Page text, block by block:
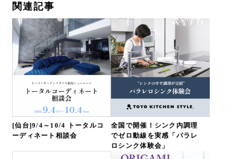
関連記事
[仙台]9/4～10/4 トータルコ
ーディネート相談会
全国で開催！シンク内調理
でゼロ動線を実感「パラレ
ロシンク体験会」